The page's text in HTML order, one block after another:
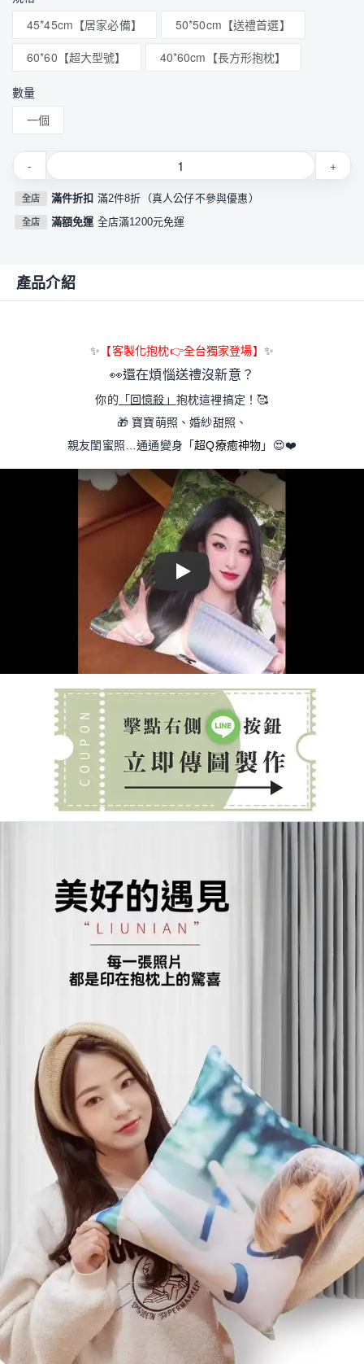
45*45cm【居家必備】
50*50cm【送禮首選】
60*60【超大型號】
40*60cm【長方形抱枕】
數量
一個
- +
全店 滿件折扣 滿2件8折（真人公仔不參與優惠）
全店 滿額免運 全店滿1200元免運
產品介紹
✨ 【客製化抱枕👉全台獨家登場】 ✨
👀還在煩惱送禮沒新意？
你的 「回憶殺」 抱枕這裡搞定！🥰
🎁 寶寶萌照、婚紗甜照、
親友閨蜜照…通通變身「超Q療癒神物」 😍❤️
Play